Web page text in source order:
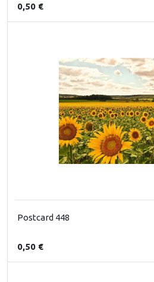
0,50 €
Postcard 448
0,50 €